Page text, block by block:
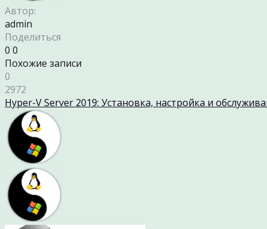
Автор:
admin
Поделиться
0 0
Похожие записи
0
2972
Hyper-V Server 2019: Установка, настройка и